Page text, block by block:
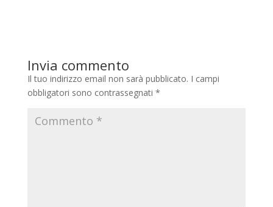
Invia commento
Il tuo indirizzo email non sarà pubblicato. I campi
obbligatori sono contrassegnati *